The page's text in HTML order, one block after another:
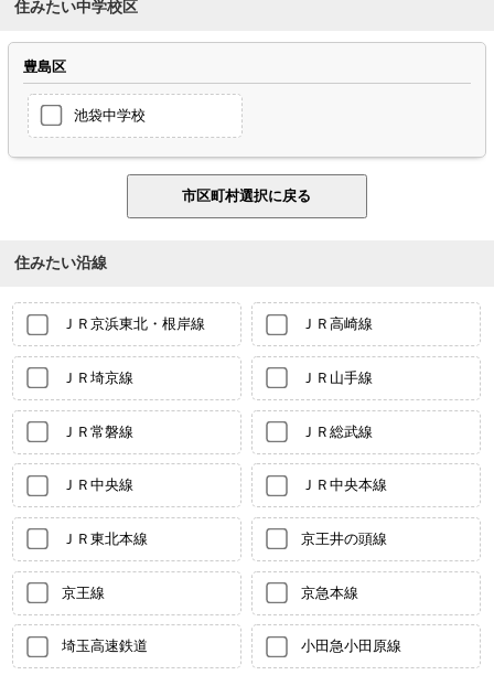
住みたい中学校区
豊島区
池袋中学校
住みたい沿線
ＪＲ京浜東北・根岸線 ＪＲ高崎線
ＪＲ埼京線 ＪＲ山手線
ＪＲ常磐線 ＪＲ総武線
ＪＲ中央線 ＪＲ中央本線
ＪＲ東北本線 京王井の頭線
京王線 京急本線
埼玉高速鉄道 小田急小田原線